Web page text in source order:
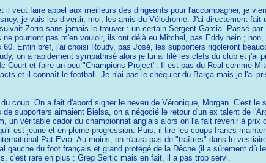
veut faire appel aux meilleurs des dirigeants pour l'accompagner, je
je vais les divertir, moi, les amis du Vélodrome. J'ai directement fait
Zorro sans jamais le trouver : un certain Sergent Garcia. Passé
pourront pas m'en vouloir, ils ont déjà eu Mitchel, pas Eddy hein ;
Enfin bref, j'ai choisi Roudy, pas José, les supporters rigoleront
on a rapidement sympathisé alors je lui ai filé les clefs du club et j'ai
Court et faire un peu "Champions Project". Il est pas du Real comme
et il connaît le football. Je n'ai pas le chéquier du Barça mais je l'ai
coup. On a fait d'abord signer le neveu de Véronique, Morgan. C'est le
supporters aimaient Bielsa, on a négocié le retour d'un ex talent de
un véritable cador du championnat anglais alors on l'a fait revenir à prix
est jeune et en pleine progression. Puis, il tire les coups francs
Pat Evra. Au moins, on n'aura pas de "traîtres" dans le
gauche du foot français et grand protégé de la Dêche (il a sûrement dû
c'est rare en plus : Greg Sertic mais en fait, il a pas trop servi.